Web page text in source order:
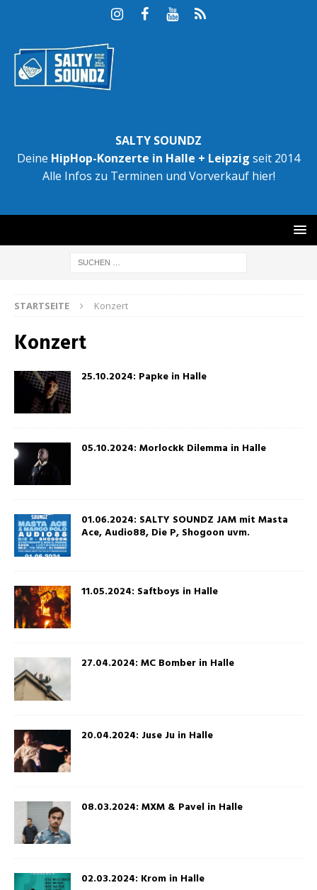
SALTY SOUNDZ
Deine HipHop-Konzerte in Halle + Leipzig seit 2014
Alle Infos zu Terminen und Vorverkauf hier!
STARTSEITE Konzert
Konzert
25.10.2024: Papke in Halle
05.10.2024: Morlockk Dilemma in Halle
01.06.2024: SALTY SOUNDZ JAM mit Masta
Ace, Audio88, Die P, Shogoon uvm.
11.05.2024: Saftboys in Halle
27.04.2024: MC Bomber in Halle
20.04.2024: Juse Ju in Halle
08.03.2024: MXM & Pavel in Halle
02.03.2024: Krom in Halle